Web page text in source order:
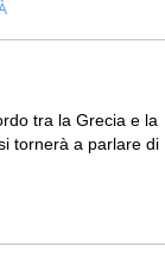
tra la Grecia e la
tornerà a parlare di